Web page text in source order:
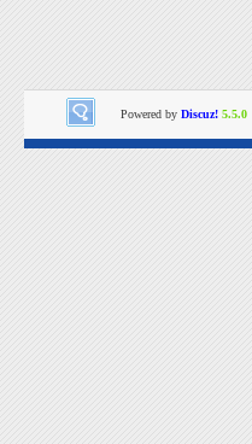
Powered by Discuz! 5.5.0